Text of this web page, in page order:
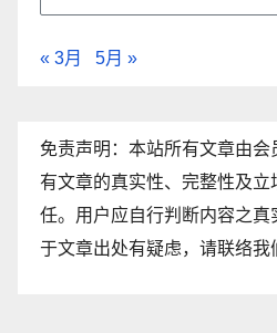
« 3月 5月 »
免责声明：本站所有文章由
有文章的真实性、完整性及
任。用户应自行判断内容之
于文章出处有疑虑，请联络